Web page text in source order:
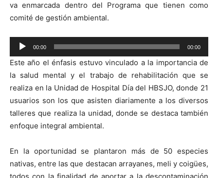
va enmarcada dentro del Programa que tienen como
comité de gestión ambiental.
Reproductor
de
audio
00:00 00:00
Este año el énfasis estuvo vinculado a la importancia de
la salud mental y el trabajo de rehabilitación que se
realiza en la Unidad de Hospital Día del HBSJO, donde 21
usuarios son los que asisten diariamente a los diversos
talleres que realiza la unidad, donde se destaca también
enfoque integral ambiental.
En la oportunidad se plantaron más de 50 especies
nativas, entre las que destacan arrayanes, meli y coigües,